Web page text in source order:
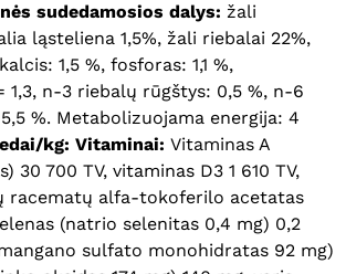
sudedamosios dalys: žali
ląsteliena 1,5%, žali riebalai 22%,
1,5 %, fosforas: 1,1 %,
1,3, n-3 riebalų rūgštys: 0,5 %, n-6
%. Metabolizuojama energija: 4
kg: Vitaminai: Vitaminas A
30 700 TV, vitaminas D3 1 610 TV,
racematų alfa-tokoferilo acetatas
(natrio selenitas 0,4 mg) 0,2
sulfato monohidratas 92 mg)